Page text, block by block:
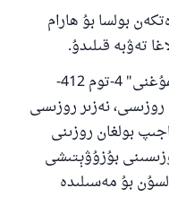
بولسا بۇ ھارام
تەۋبە قىلىدۇ.
ئىبنى قۇدامە رەھىمەھۇللاھ "ئەلمۇغنى" 4-توم 412-
روزىسى، نەزىر روزىسى
بولغان روزىنى
بۇزۇۋېتىشى
بۇ مەسىلىدە